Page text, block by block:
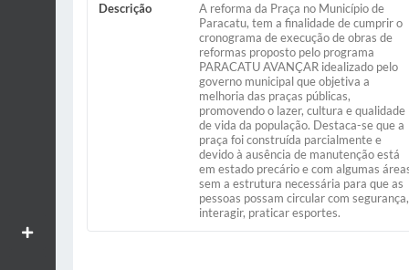
Aumentar textos
Descrição
A reforma da Praça no Município de
Paracatu, tem a finalidade de cumprir o
cronograma de execução de obras de
reformas proposto pelo programa
PARACATU AVANÇAR idealizado pelo
governo municipal que objetiva a
melhoria das praças públicas,
promovendo o lazer, cultura e qualidade
de vida da população. Destaca-se que a
praça foi construída parcialmente e
devido à ausência de manutenção está
em estado precário e com algumas
sem a estrutura necessária para que as
pessoas possam circular com segurança,
interagir, praticar esportes.